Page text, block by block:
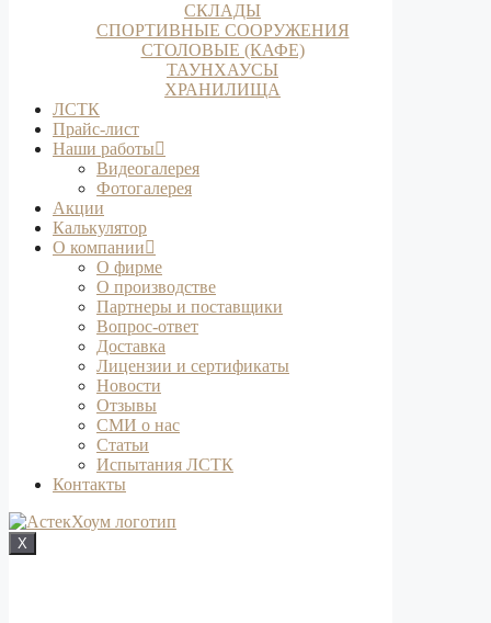
СКЛАДЫ
СПОРТИВНЫЕ СООРУЖЕНИЯ
СТОЛОВЫЕ (КАФЕ)
ТАУНХАУСЫ
ХРАНИЛИЩА
ЛСТК
Прайс-лист
Наши работы
Видеогалерея
Фотогалерея
Акции
Калькулятор
О компании
О фирме
О производстве
Партнеры и поставщики
Вопрос-ответ
Доставка
Лицензии и сертификаты
Новости
Отзывы
СМИ о нас
Статьи
Испытания ЛСТК
Контакты
X